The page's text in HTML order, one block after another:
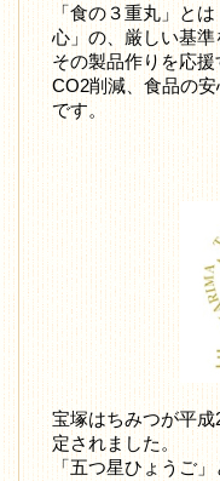
「食の３重丸」と
心」の、厳しい基
その製品作りを応
CO2削減、食品の
です。
宝塚はちみつが平
定されました。
「五つ星ひょうご